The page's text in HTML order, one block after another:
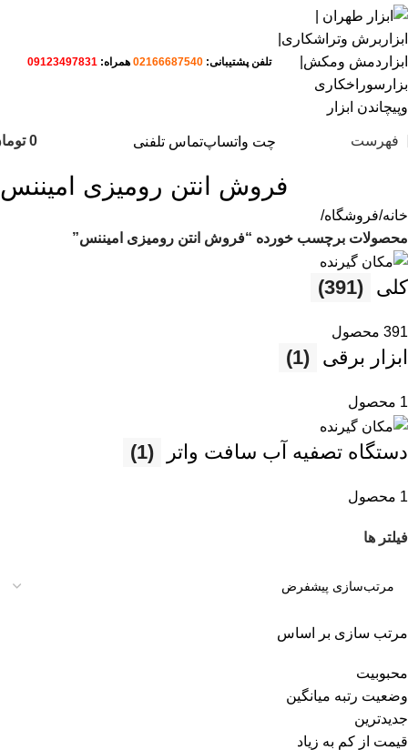
تلفن پشتیبانی: 02166687540 همراه: 09123497831
فهرست چت واتساپتماس تلفنی 0
فروش انتن رومیزی امیننس
خانه فروشگاه
محصولات برچسب خورده “فروش انتن رومیزی امیننس”
کلی (391)
391 محصول
ابزار برقی (1)
1 محصول
دستگاه تصفیه آب سافت واتر (1)
1 محصول
فیلتر ها
مرتب سازی بر اساس
محبوبیت
وضعیت رتبه میانگین
جدیدترین
قیمت از کم به زیاد